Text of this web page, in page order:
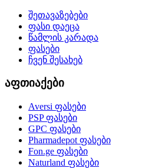
შეთავაზებები
ფასი დაეცა
წამლის კარადა
ფასები
ჩვენ შესახებ
აფთიაქები
Aversi ფასები
PSPფასები
GPC ფასები
Pharmadepot ფასები
Fon.ge ფასები
Naturland ფასები